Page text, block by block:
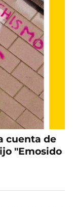
cuenta de
"Emosido